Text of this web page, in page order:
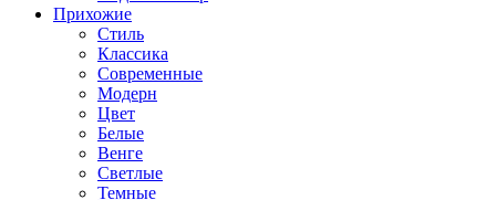
Прихожие
Стиль
Классика
Современные
Модерн
Цвет
Белые
Венге
Светлые
Темные